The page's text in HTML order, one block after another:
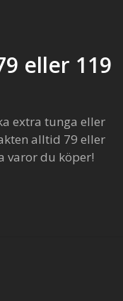
eller 119
extra tunga eller
alltid 79 eller
varor du köper!